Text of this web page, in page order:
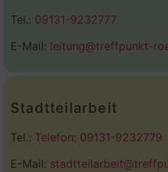
Tel.: 09131-9232777
E-Mail: leitung@treffpunkt-
Stadtteilarbeit
Tel.: Telefon: 09131-9232779
E-Mail: